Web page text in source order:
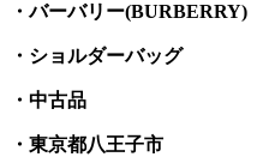
・バーバリー(BURBERRY)
・ショルダーバッグ
・中古品
・東京都八王子市